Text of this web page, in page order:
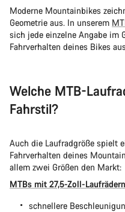
Moderne Mountainbikes
Geometrie aus. In unserem
sich jede einzelne Angabe im
Fahrverhalten deines Bikes
Welche MTB-
Fahrstil?
Auch die Laufradgröße spielt
Fahrverhalten deines
allem zwei Größen den Markt:
MTBs mit 27,5-Zoll-Laufrädern
schnellere